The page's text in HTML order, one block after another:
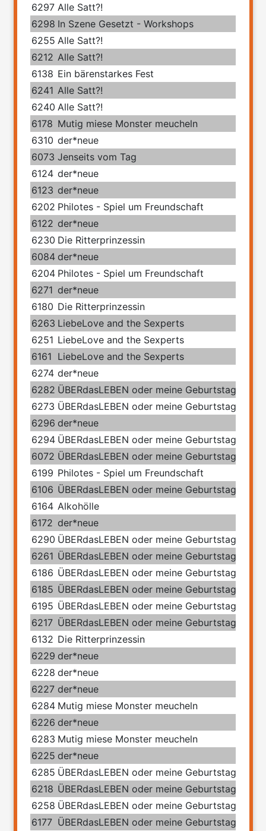
6297 Alle Satt?!
6298 In Szene Gesetzt - Workshops
6255 Alle Satt?!
6212 Alle Satt?!
6138 Ein bärenstarkes Fest
6241 Alle Satt?!
6240 Alle Satt?!
6178 Mutig miese Monster meucheln
6310 der*neue
6073 Jenseits vom Tag
6124 der*neue
6123 der*neue
6202 Philotes - Spiel um Freundschaft
6122 der*neue
6230 Die Ritterprinzessin
6084 der*neue
6204 Philotes - Spiel um Freundschaft
6271 der*neue
6180 Die Ritterprinzessin
6263 LiebeLove and the Sexperts
6251 LiebeLove and the Sexperts
6161 LiebeLove and the Sexperts
6274 der*neue
6282 ÜBERdasLEBEN oder meine Geburtstage mit
6273 ÜBERdasLEBEN oder meine Geburtstage mit
6296 der*neue
6294 ÜBERdasLEBEN oder meine Geburtstage mit
6072 ÜBERdasLEBEN oder meine Geburtstage mit
6199 Philotes - Spiel um Freundschaft
6106 ÜBERdasLEBEN oder meine Geburtstage mit
6164 Alkohölle
6172 der*neue
6290 ÜBERdasLEBEN oder meine Geburtstage mit
6261 ÜBERdasLEBEN oder meine Geburtstage mit
6186 ÜBERdasLEBEN oder meine Geburtstage mit
6185 ÜBERdasLEBEN oder meine Geburtstage mit
6195 ÜBERdasLEBEN oder meine Geburtstage mit
6217 ÜBERdasLEBEN oder meine Geburtstage mit
6132 Die Ritterprinzessin
6229 der*neue
6228 der*neue
6227 der*neue
6284 Mutig miese Monster meucheln
6226 der*neue
6283 Mutig miese Monster meucheln
6225 der*neue
6285 ÜBERdasLEBEN oder meine Geburtstage mit
6218 ÜBERdasLEBEN oder meine Geburtstage mit
6258 ÜBERdasLEBEN oder meine Geburtstage mit
6177 ÜBERdasLEBEN oder meine Geburtstage mit